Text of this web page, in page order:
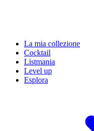
La mia collezione
Cocktail
Listmania
Level up
Esplora